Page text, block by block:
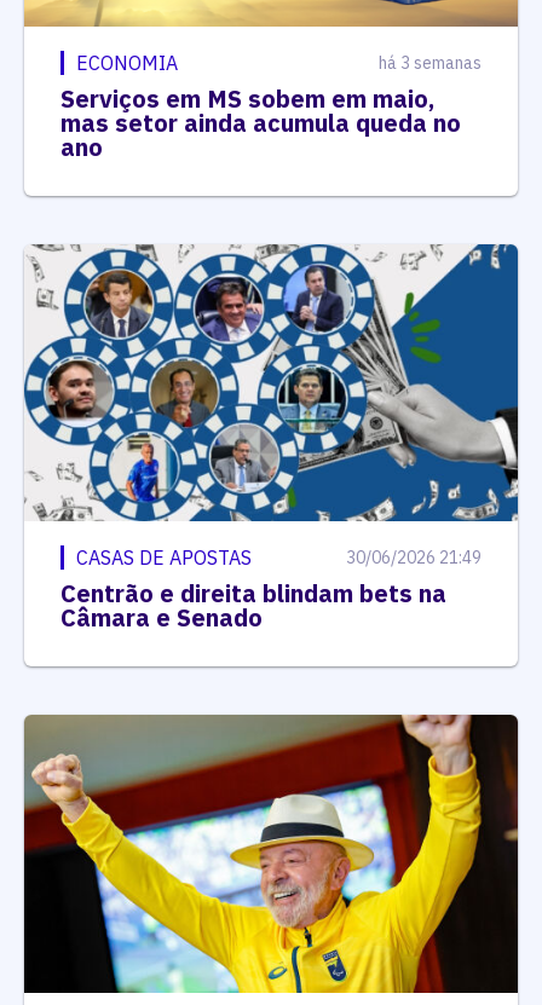
ECONOMIA há 3 semanas
Serviços em MS sobem em maio,
mas setor ainda acumula queda no
ano
CASAS DE APOSTAS 30/06/2026 21:49
Centrão e direita blindam bets na
Câmara e Senado